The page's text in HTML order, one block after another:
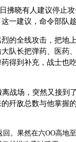
日拂晓有人建议停止
一建议，命令部队
的全线攻击，把地
队长把弹药、医药
得到补充，战士也
战场，突然又接到
歼敌总数与他掌握
。果然在六OO高地